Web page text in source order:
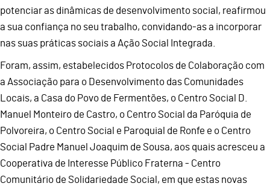
potenciar as dinâmicas de desenvolvimento social, reafirmou
a sua confiança no seu trabalho, convidando-as a incorporar
nas suas práticas sociais a Ação Social Integrada.
Foram, assim, estabelecidos Protocolos de Colaboração com
a Associação para o Desenvolvimento das Comunidades
Locais, a Casa do Povo de Fermentões, o Centro Social D.
Manuel Monteiro de Castro, o Centro Social da Paróquia de
Polvoreira, o Centro Social e Paroquial de Ronfe e o Centro
Social Padre Manuel Joaquim de Sousa, aos quais acresceu a
Cooperativa de Interesse Público Fraterna - Centro
Comunitário de Solidariedade Social, em que estas novas